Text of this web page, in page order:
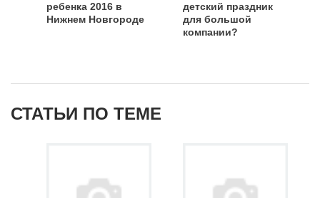
ребенка 2016 в
Нижнем Новгороде
детский праздник
для большой
компании?
СТАТЬИ ПО ТЕМЕ